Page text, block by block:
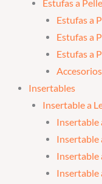
Estufas a
Estufas a
Estufas a
Estufas a
Insertables
Insertable a
Insertable
Insertable
Insertable
Insertable